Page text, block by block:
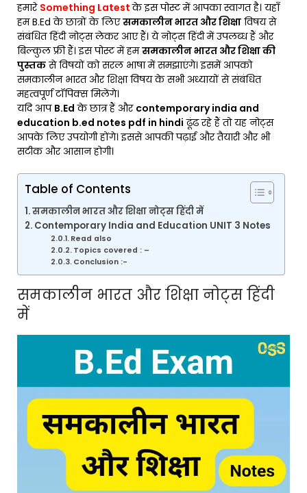
हमारे Something Latestके इस पोस्ट में आपका स्वागत है। यहाँ
हम B.Ed के छात्रों के लिएसमकालीन भारत और शिक्षा विषय से
संबंधित हिंदी नोट्स लेकर आए हैं। ये नोट्स हिंदी में उपलब्ध हैं और
बिल्कुल फ्री हैं। इस पोस्ट में हमसमकालीन भारत और शिक्षा की
पुस्तकसे विषयों को सरल भाषा में समझाएंगे। इसमें आपको
समकालीन भारत और शिक्षा विषय के सभी अध्यायों से संबंधित
महत्वपूर्ण टॉपिक्स मिलेंगे।
यदि आप B.Ed के छात्र हैं और contemporary india and
education b.ed notes pdf in hindi ढूंढ रहे हैं तो यह नोट्स
आपके लिए उपयोगी होंगे। इससे आपकी पढ़ाई और तैयारी और भी
सटीक और आसान होगी।
Table of Contents
समकालीन भारत और शिक्षा नोट्स हिंदी में
Contemporary India and Education UNIT 3 Notes
Read also
Topics covered : –
Conclusion :-
समकालीन भारत और शिक्षा नोट्स हिंदी
में